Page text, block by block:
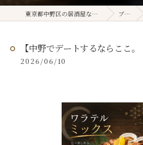
東京都中野区の居酒屋ならワラテル ブログ
【中野でデートするならここ。
2026/06/10